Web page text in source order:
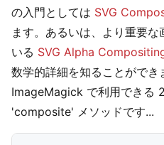
の入門としては SVG
ます。あるいは、より重要
いる SVG Alpha
数学的詳細を知ることができ
ImageMagick で利用できる
'composite' メソッドです...